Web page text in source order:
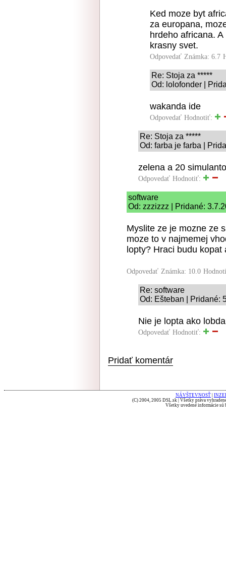
Ked moze byt
za europana,
hrdeho africana.
krasny svet.
Odpovedať Známka: 6.7
Re: Stoja za *****
Od: lolofonder |
wakanda ide
Odpovedať Hodnotiť:
Re: Stoja za *****
Od: farba je farba |
zelena a 20
Odpovedať Hodnotiť:
software
Od: zzzizzz | Pridané:
Myslite ze je mozne ze
moze to v najmemej
lopty? Hraci budu
Odpovedať Známka: 10.0
Re: software
Od: Ešteban | Pridané:
Nie je lopta ako
Odpovedať Hodnotiť:
Pridať komentár
NÁVŠTEVNOSŤ
(C) 2004, 2005 DSL.sk | Všetky práva
Všetky uvedené informácie sú